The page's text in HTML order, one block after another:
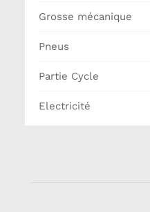
Grosse mécanique
Pneus
Partie Cycle
Electricité